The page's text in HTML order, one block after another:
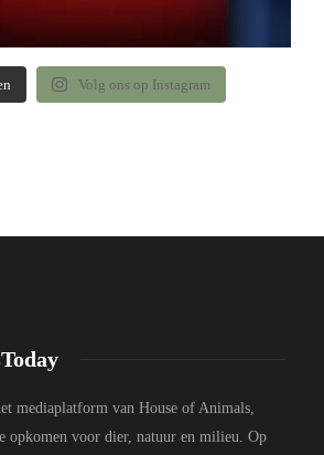
Volg ons op Instagram
mediaplatform van House of Animals,
opkomen voor dier, natuur en milieu. Op